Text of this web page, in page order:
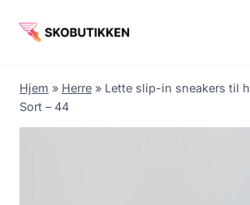
Hjem » Herre » Lette slip-in sneakers til
Sort – 44